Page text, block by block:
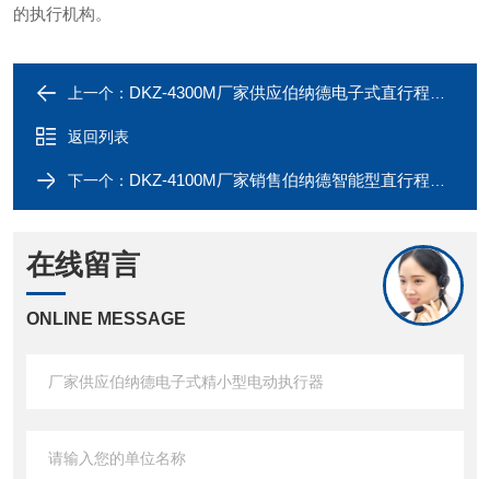
的执行机构。
上一个： DKZ-4300M厂家供应伯纳德电子式直行程电动执行器
返回列表
下一个： DKZ-4100M厂家销售伯纳德智能型直行程电动执行器
在线留言
ONLINE MESSAGE